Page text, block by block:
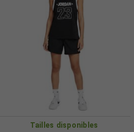
Tailles disponibles